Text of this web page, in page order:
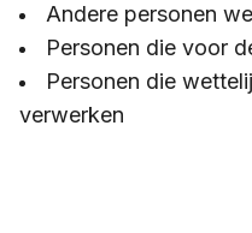
Andere personen
Personen die voor
Personen die
verwerken